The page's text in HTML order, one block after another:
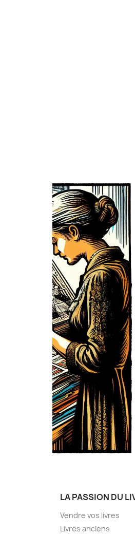
LA PASSION DU
Vendre vos livres
Livres anciens